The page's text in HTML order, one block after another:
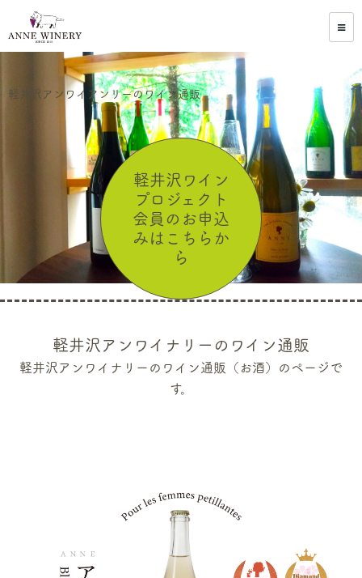
軽井沢アンワイアンリーのワイン通販
軽井沢ワイン
プロジェクト
会員のお申込
みはこちらか
ら
軽井沢アンワイナリーのワイン通販
軽井沢アンワイナリーのワイン通販（お酒）のページで
す。